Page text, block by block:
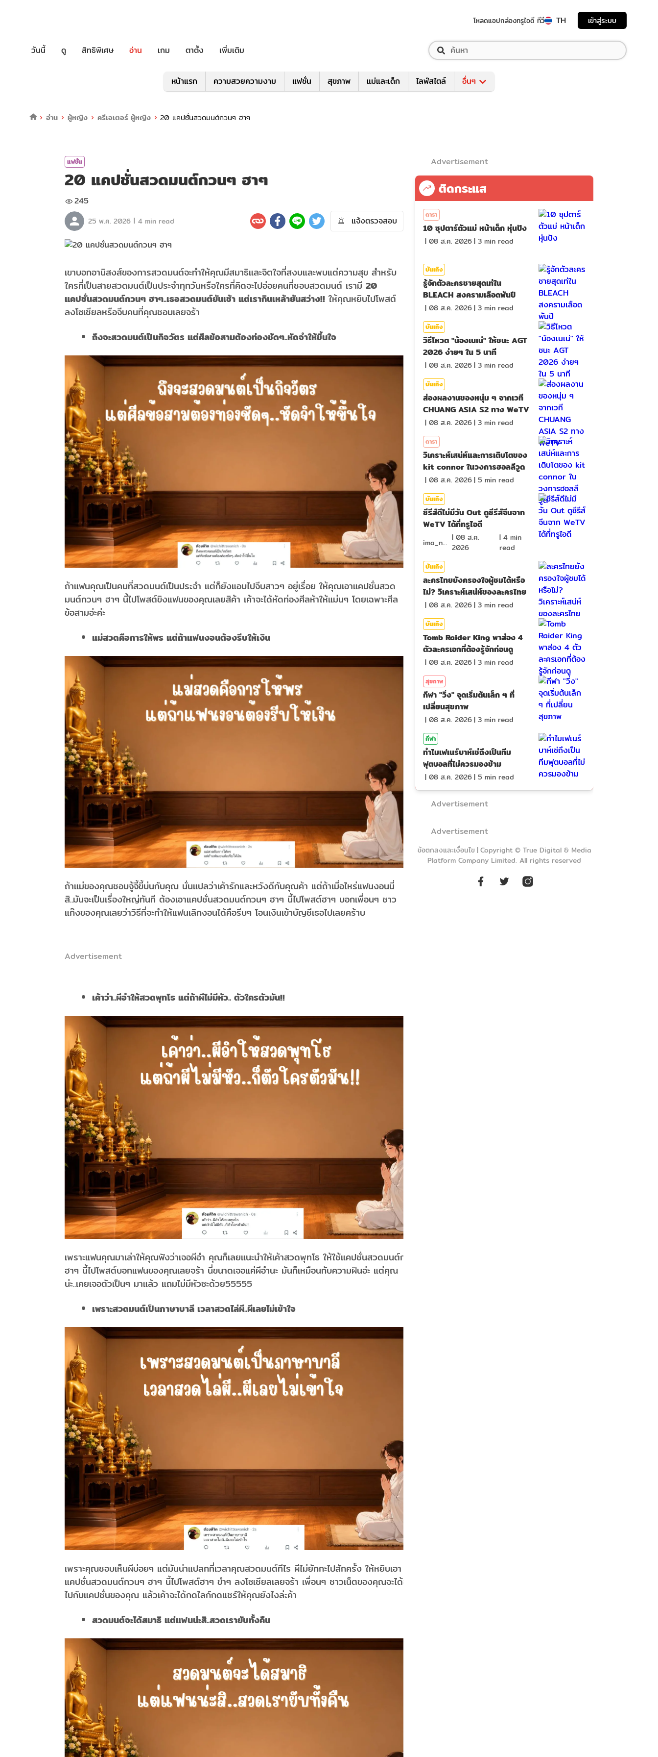
โหลดแอปกล่องทรูไอดี ทีวี TH เข้าสู่ระบบ
วันนี้ ดู สิทธิพิเศษ อ่าน เกม ตาตั้ง เพิ่มเติม
หน้าแรก ความสวยความงาม แฟชั่น สุขภาพ แม่และเด็ก ไลฟ์สไตล์ อื่นๆ
อ่าน ผู้หญิง ครีเอเตอร์ ผู้หญิง 20 แคปชั่นสวดมนต์กวนๆ ฮาๆ
แฟชั่น
20 แคปชั่นสวดมนต์กวนๆ ฮาๆ
245
25 พ.ค. 2026 | 4 min read แจ้งตรวจสอบ
เขาบอกอานิสงส์ของการสวดมนต์จะทำให้คุณมีสมาธิและจิตใจที่สงบและพบแต่ความสุข สำหรับ
ใครที่เป็นสายสวดมนต์เป็นประจำทุกวันหรือใครที่คิดจะไปอ่อยคนที่ชอบสวดมนต์ เรามี 20
แคปชั่นสวดมนต์กวนๆ ฮาๆ..เธอสวดมนต์ยันเช้า แต่เรากินเหล้ายันสว่าง!! ให้คุณหยิบไปโพสต์
ลงโซเชียลหรือจีบคนที่คุณชอบเลยจร้า
ถึงจะสวดมนต์เป็นกิจวัตร แต่ศีลข้อสามต้องท่องชัดๆ..หัดจำให้ขึ้นใจ
ถ้าแฟนคุณเป็นคนที่สวดมนต์เป็นประจำ แต่ก็ยังแอบไปจีบสาวๆ อยู่เรื่อย ให้คุณเอาแคปชั่นสวด
มนต์กวนๆ ฮาๆ นี้ไปโพสต์ขิงแฟนของคุณเลยสิค้า เค้าจะได้หัดท่องศีลห้าให้แม่นๆ โดยเฉพาะศีล
ข้อสามอ่ะค่ะ
แม่สวดคือการให้พร แต่ถ้าแฟนงอนต้องรีบให้เงิน
ถ้าแม่ของคุณชอบจู้จี้ขี้บ่นกับคุณ นั่นแปลว่าเค้ารักและหวังดีกับคุณค้า แต่ถ้าเมื่อไหร่แฟนงอนนี่
สิ..มันจะเป็นเรื่องใหญ่ทันที ต้องเอาแคปชั่นสวดมนต์กวนๆ ฮาๆ นี้ไปโพสต์ฮาๆ บอกเพื่อนๆ ชาว
แก๊งของคุณเลยว่าวิธีที่จะทำให้แฟนเลิกงอนได้คือรีบๆ โอนเงินเข้าบัญชีเธอไปเลยคร้าบ
Advertisement
เค้าว่า..ผีอำให้สวดพุทโธ แต่ถ้าผีไม่มีหัว.. ตัวใครตัวมัน!!
เพราะแฟนคุณมาเล่าให้คุณฟังว่าเจอผีอำ คุณก็เลยแนะนำให้เค้าสวดพุทโธ ให้ใช้แคปชั่นสวดมนต์กวนๆ
ฮาๆ นี้ไปโพสต์บอกแฟนของคุณเลยจร้า นี่ขนาดเจอแค่ผีอำนะ มันก็เหมือนกับความฝันอ่ะ แต่คุณ
น่ะ..เคยเจอตัวเป็นๆ มาแล้ว แถมไม่มีหัวซะด้วย55555
เพราะสวดมนต์เป็นภาษาบาลี เวลาสวดไล่ผี..ผีเลยไม่เข้าใจ
เพราะคุณชอบเห็นผีบ่อยๆ แต่มันน่าแปลกที่เวลาคุณสวดมนต์ทีไร ผีไม่ยักกะไปสักครั้ง ให้หยิบเอา
แคปชั่นสวดมนต์กวนๆ ฮาๆ นี้ไปโพสต์ฮาๆ ขำๆ ลงโซเชียลเลยจร้า เพื่อนๆ ชาวเน็ตของคุณจะได้ขำๆ
ไปกับแคปชั่นของคุณ แล้วเค้าจะได้กดไลก์กดแชร์ให้คุณยังไงล่ะค้า
สวดมนต์จะได้สมาธิ แต่แฟนน่ะสิ..สวดเรายับทั้งคืน
Advertisement
ติดกระแส
ดารา
10 ซุปตาร์ตัวแม่ หน้าเด็ก หุ่นปัง
| 08 ส.ค. 2026| 3 min read
บันเทิง
รู้จักตัวละครชายสุดเท่ใน
BLEACH สงครามเลือดพันปี
| 08 ส.ค. 2026| 3 min read
บันเทิง
วิธีโหวต "น้องเนเน่" ให้ชนะ AGT
2026 ง่ายๆ ใน 5 นาที
| 08 ส.ค. 2026| 3 min read
บันเทิง
ส่องผลงานของหนุ่ม ๆ จากเวที
CHUANG ASIA S2 ทาง WeTV
| 08 ส.ค. 2026| 3 min read
ดารา
วิเคราะห์เสน่ห์และการเติบโตของ
kit connor ในวงการฮอลลีวูด
| 08 ส.ค. 2026| 5 min read
บันเทิง
ซีรีส์ดีไม่มีวัน Out ดูซีรีส์จีนจาก
WeTV ได้ที่ทรูไอดี
ima_nan |08 ส.ค.
2026
|4 min
read
บันเทิง
ละครไทยยังครองใจผู้ชมได้หรือ
ไม่? วิเคราะห์เสน่ห์ของละครไทย
| 08 ส.ค. 2026| 3 min read
บันเทิง
Tomb Raider King พาส่อง 4
ตัวละครเอกที่ต้องรู้จักก่อนดู
| 08 ส.ค. 2026| 3 min read
สุขภาพ
กีฬา "วิ่ง" จุดเริ่มต้นเล็ก ๆ ที่
เปลี่ยนสุขภาพ
| 08 ส.ค. 2026| 3 min read
กีฬา
ทำไมเฟเนร์บาห์เช่ถึงเป็นทีม
ฟุตบอลที่ไม่ควรมองข้าม
| 08 ส.ค. 2026| 5 min read
Advertisement
Advertisement
ข้อตกลงและเงื่อนไข | Copyright © True Digital & Media
Platform Company Limited. All rights reserved